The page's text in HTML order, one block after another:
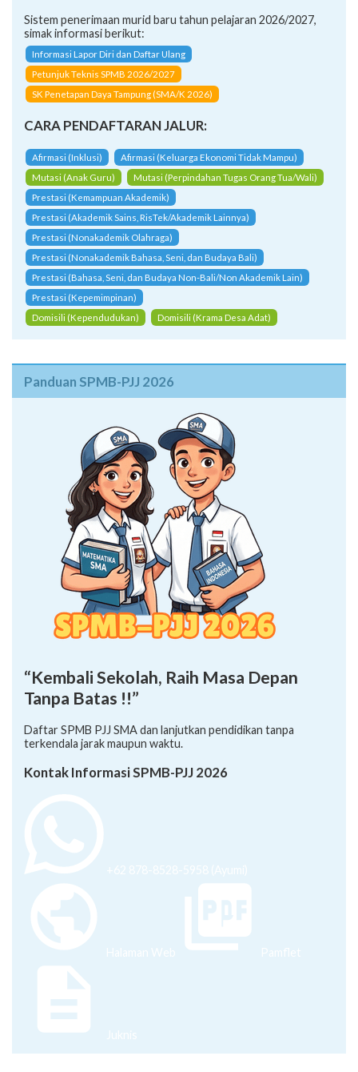
Sistem penerimaan murid baru tahun pelajaran 2026/2027,
simak informasi berikut:
Informasi Lapor Diri dan Daftar Ulang
Petunjuk Teknis SPMB 2026/2027
SK Penetapan Daya Tampung (SMA/K 2026)
CARA PENDAFTARAN JALUR:
Afirmasi (Inklusi)
Afirmasi (Keluarga Ekonomi Tidak Mampu)
Mutasi (Anak Guru)
Mutasi (Perpindahan Tugas Orang Tua/Wali)
Prestasi (Kemampuan Akademik)
Prestasi (Akademik Sains, RisTek/Akademik Lainnya)
Prestasi (Nonakademik Olahraga)
Prestasi (Nonakademik Bahasa, Seni, dan Budaya Bali)
Prestasi (Bahasa, Seni, dan Budaya Non-Bali/Non Akademik Lain)
Prestasi (Kepemimpinan)
Domisili (Kependudukan)
Domisili (Krama Desa Adat)
Panduan SPMB-PJJ 2026
“Kembali Sekolah, Raih Masa Depan
Tanpa Batas !!”
Daftar SPMB PJJ SMA dan lanjutkan pendidikan tanpa
terkendala jarak maupun waktu.
Kontak Informasi SPMB-PJJ 2026
+62 878-8528-5958 (Ayumi)
Halaman Web Pamflet
Juknis